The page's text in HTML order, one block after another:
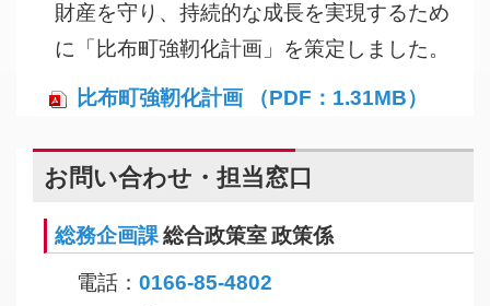
財産を守り、持続的な成長を実現するため
に「比布町強靭化計画」を策定しました。
比布町強靭化計画 （PDF：1.31MB）
お問い合わせ・担当窓口
総務企画課総合政策室 政策係
電話： 0166-85-4802